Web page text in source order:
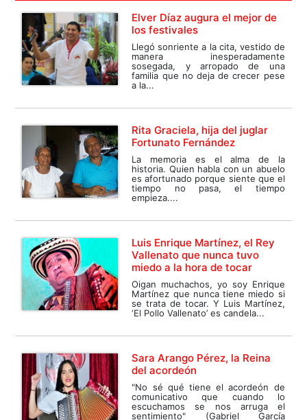
Elver Díaz augura el mejor de
los festivales
Llegó sonriente a la cita, vestido de
manera inesperadamente
sosegada, y arropado de una
familia que no deja de crecer pese
a la...
Rita Graciela, hija del juglar
Fortunato Fernández
La memoria es el alma de la
historia. Quien habla con un abuelo
es afortunado porque siente que el
tiempo no pasa, el tiempo
empieza....
Luis Enrique Martínez, el Rey
Vallenato que nunca tuvo
miedo a la hora de tocar
Oigan muchachos, yo soy Enrique
Martínez que nunca tiene miedo si
se trata de tocar. Y Luis Martínez,
‘El Pollo Vallenato’ es candela...
Sara Arango Pérez, la Reina
del acordeón
"No sé qué tiene el acordeón de
comunicativo que cuando lo
escuchamos se nos arruga el
sentimiento" (Gabriel García